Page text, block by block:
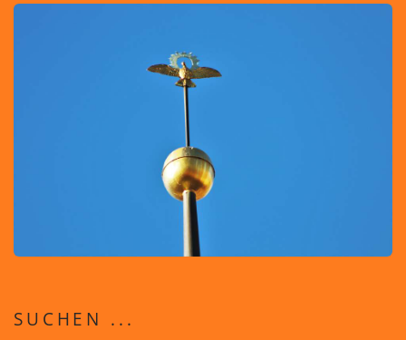
SUCHEN ...